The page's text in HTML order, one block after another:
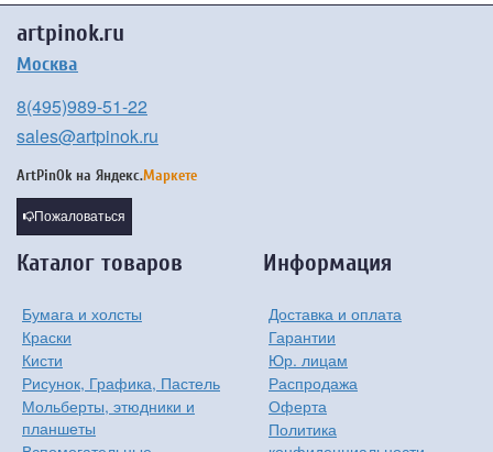
artpinok.ru
Москва
8(495)989-51-22
sales@artpinok.ru
ArtPinOk на Яндекс.Маркете
Пожаловаться
Каталог товаров
Бумага и холсты
Краски
Кисти
Рисунок, Графика, Пастель
Мольберты, этюдники и
планшеты
Информация
Доставка и оплата
Гарантии
Юр. лицам
Распродажа
Оферта
Политика